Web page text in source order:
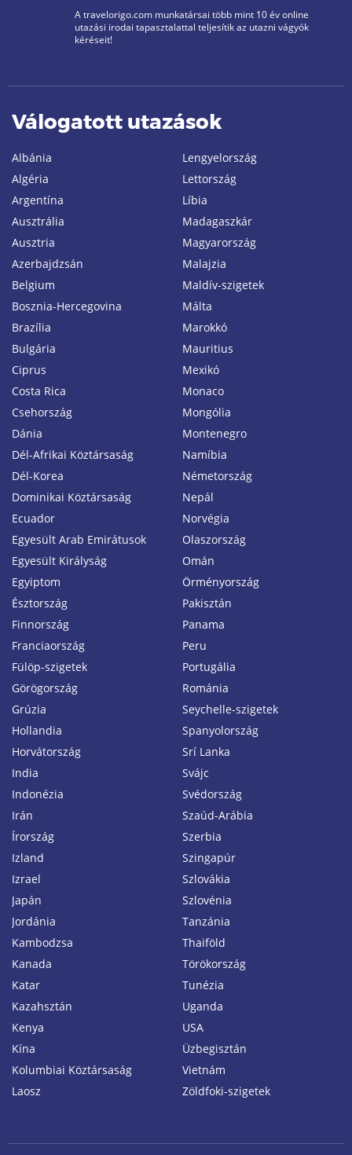
A travelorigo.com munkatársai több mint 10 év online
utazási irodai tapasztalattal teljesítik az utazni vágyók
kéréseit!
Válogatott utazások
Albánia
Algéria
Argentína
Ausztrália
Ausztria
Azerbajdzsán
Belgium
Bosznia-Hercegovina
Brazília
Bulgária
Ciprus
Costa Rica
Csehország
Dánia
Dél-Afrikai Köztársaság
Dél-Korea
Dominikai Köztársaság
Ecuador
Egyesült Arab Emirátusok
Egyesült Királyság
Egyiptom
Észtország
Finnország
Franciaország
Fülöp-szigetek
Görögország
Grúzia
Hollandia
Horvátország
India
Indonézia
Irán
Írország
Izland
Izrael
Japán
Jordánia
Kambodzsa
Kanada
Katar
Kazahsztán
Kenya
Kína
Kolumbiai Köztársaság
Laosz
Lengyelország
Lettország
Líbia
Madagaszkár
Magyarország
Malajzia
Maldív-szigetek
Málta
Marokkó
Mauritius
Mexikó
Monaco
Mongólia
Montenegro
Namíbia
Németország
Nepál
Norvégia
Olaszország
Omán
Örményország
Pakisztán
Panama
Peru
Portugália
Románia
Seychelle-szigetek
Spanyolország
Srí Lanka
Svájc
Svédország
Szaúd-Arábia
Szerbia
Szingapúr
Szlovákia
Szlovénia
Tanzánia
Thaiföld
Törökország
Tunézia
Uganda
USA
Üzbegisztán
Vietnám
Zöldfoki-szigetek